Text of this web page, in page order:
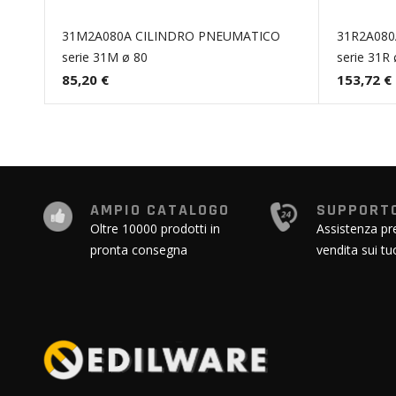
31M2A080A CILINDRO PNEUMATICO
serie 31M ø 80
85,20 €
serie 31R
153,72 €
AMPIO CATALOGO
Oltre 10000 prodotti in
pronta consegna
Assistenza
vendita sui